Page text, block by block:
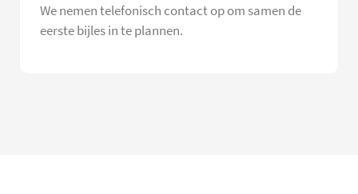
We nemen telefonisch contact op om samen de
eerste bijles in te plannen.